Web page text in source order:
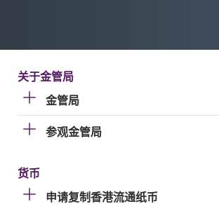
关于金管局
金管局
参观金管局
货币
申请复制香港流通纸币